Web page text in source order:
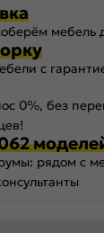
мебель
с
0%, без
рядом с